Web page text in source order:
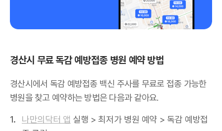
경산시 무료 독감 예방접종 병원 예약 방법
경산시에서 독감 예방접종 백신 주사를 무료로 접종 가능한
병원을 찾고 예약하는 방법은 다음과 같아요.
나만의닥터 앱 실행 > 최저가 병원 예약 > 독감 예방접